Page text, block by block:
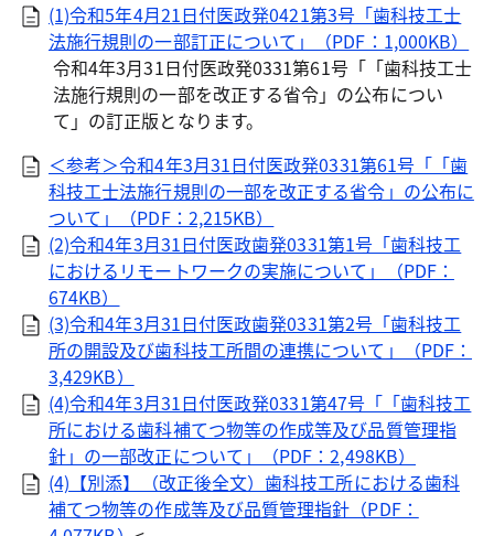
(1)令和5年4月21日付医政発0421第3号「歯科技工士
法施行規則の一部訂正について」（PDF：1,000KB）
令和4年3月31日付医政発0331第61号「「歯科技工士
法施行規則の一部を改正する省令」の公布につい
て」の訂正版となります。
＜参考＞令和4年3月31日付医政発0331第61号「「歯
科技工士法施行規則の一部を改正する省令」の公布に
ついて」（PDF：2,215KB）
(2)令和4年3月31日付医政歯発0331第1号「歯科技工
におけるリモートワークの実施について」（PDF：
674KB）
(3)令和4年3月31日付医政歯発0331第2号「歯科技工
所の開設及び歯科技工所間の連携について」（PDF：
3,429KB）
(4)令和4年3月31日付医政発0331第47号「「歯科技工
所における歯科補てつ物等の作成等及び品質管理指
針」の一部改正について」（PDF：2,498KB）
(4)【別添】（改正後全文）歯科技工所における歯科
補てつ物等の作成等及び品質管理指針（PDF：